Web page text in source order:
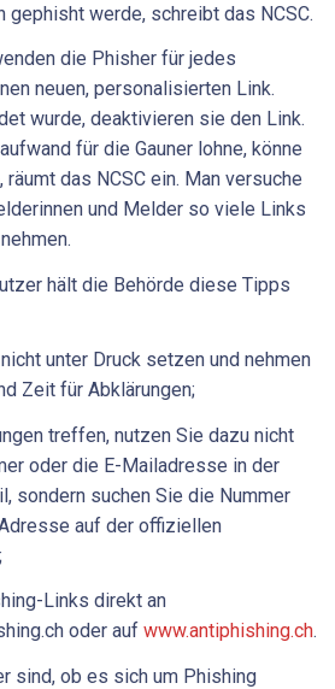
gephisht werde, schreibt das NCSC.
die Phisher für jedes
neuen, personalisierten Link.
wurde, deaktivieren sie den Link.
für die Gauner lohne, könne
das NCSC ein. Man versuche
und Melder so viele Links
hält die Behörde diese Tipps
unter Druck setzen und nehmen
Zeit für Abklärungen;
treffen, nutzen Sie dazu nicht
oder die E-Mailadresse in der
sondern suchen Sie die Nummer
auf der offiziellen
Links direkt an
oder auf www.antiphishing.ch.
sind, ob es sich um Phishing